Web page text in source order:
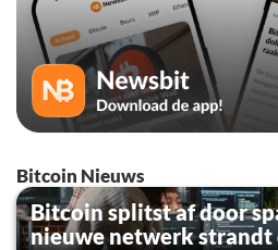
Bitcoin Nieuws
Bitcoin splitst af door
nieuwe netwerk